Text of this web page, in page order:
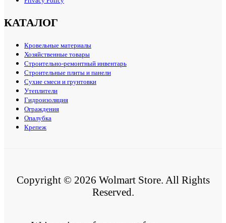
КАТАЛОГ
Кровельные материалы
Хозяйственные товары
Строительно-ремонтный инвентарь
Строительные плиты и панели
Сухие смеси и грунтовки
Утеплители
Гидроизоляция
Ограждения
Опалубка
Крепеж
Copyright © 2026 Wolmart Store. All Rights
Reserved.